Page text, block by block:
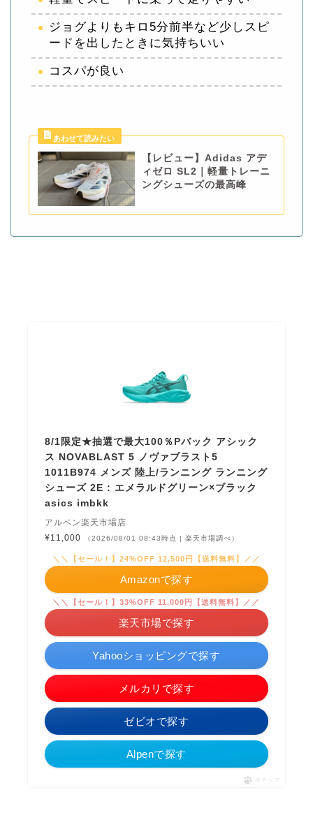
ジョグよりもキロ5分前半など少しスピ
ードを出したときに気持ちいい
コスパが良い
【レビュー】Adidas アデ
ィゼロ SL2｜軽量トレーニ
ングシューズの最高峰
8/1限定★抽選で最大100％Pバック アシック
ス NOVABLAST 5 ノヴァブラスト5
1011B974 メンズ 陸上/ランニング ランニング
シューズ 2E : エメラルドグリーン×ブラック
asics imbkk
アルペン楽天市場店
¥11,000
（2026/08/01 08:43時点 | 楽天市場調べ）
＼＼【セール！】24%OFF 12,500円【送料無料】／／
Amazonで探す
＼＼【セール！】33%OFF 11,000円【送料無料】／／
楽天市場で探す
Yahooショッピングで探す
メルカリで探す
ゼビオで探す
Alpenで探す
ポチップ